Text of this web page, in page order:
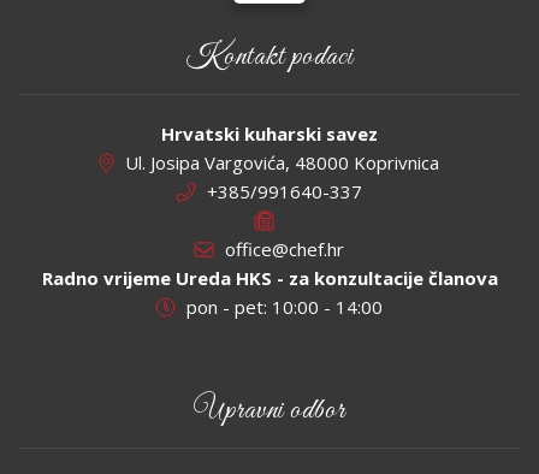
Kontakt podaci
Hrvatski kuharski savez
Ul. Josipa Vargovića, 48000 Koprivnica
+385/991640-337
office@chef.hr
Radno vrijeme Ureda HKS - za konzultacije članova
pon - pet: 10:00 - 14:00
Upravni odbor